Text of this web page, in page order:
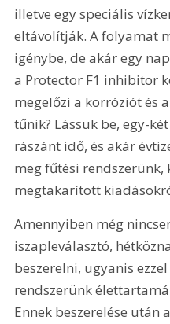
illetve egy speciális
eltávolítják. A folyamat
igénybe, de akár egy
a Protector F1 inhibitor
megelőzi a korróziót és
tűnik? Lássuk be, egy-
rászánt idő, és akár
meg fűtési
megtakarított
Amennyiben még
iszapleválasztó,
beszerelni, ugyanis
rendszerünk
Ennek beszerelése után